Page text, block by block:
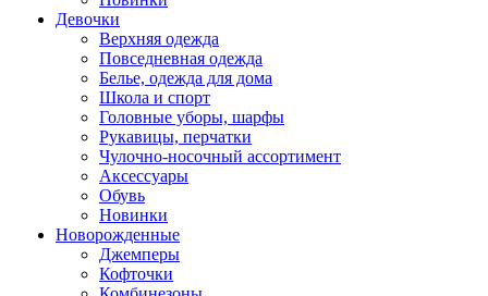
Девочки
Верхняя одежда
Повседневная одежда
Белье, одежда для дома
Школа и спорт
Головные уборы, шарфы
Рукавицы, перчатки
Чулочно-носочный ассортимент
Аксессуары
Обувь
Новинки
Новорожденные
Джемперы
Кофточки